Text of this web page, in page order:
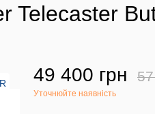
Telecaster
49 400 грн
Уточнюйте наявність